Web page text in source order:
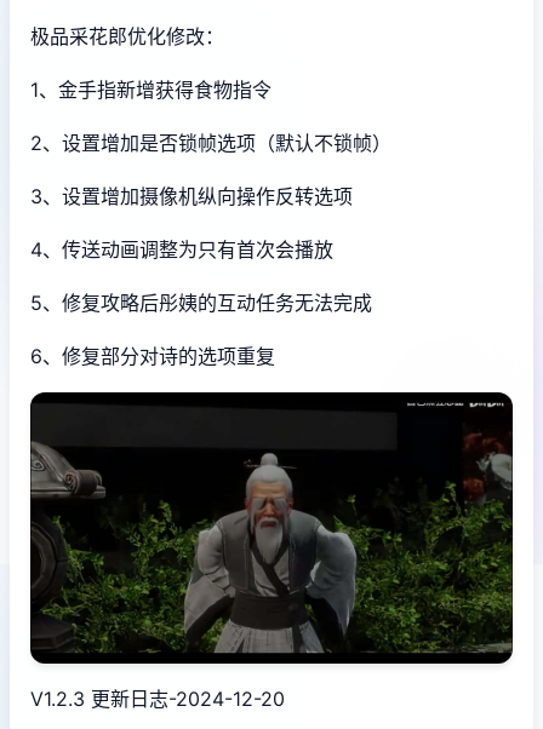
极品采花郎优化修改：
1、金手指新增获得食物指令
2、设置增加是否锁帧选项（默认不锁帧）
3、设置增加摄像机纵向操作反转选项
4、传送动画调整为只有首次会播放
5、修复攻略后彤姨的互动任务无法完成
6、修复部分对诗的选项重复
V1.2.3 更新日志-2024-12-20